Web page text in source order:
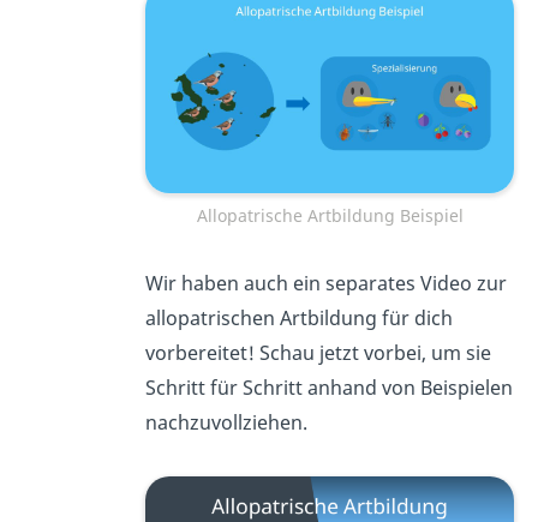
Allopatrische Artbildung Beispiel
Wir haben auch ein separates Video zur
allopatrischen Artbildung für dich
vorbereitet! Schau jetzt vorbei, um sie
Schritt für Schritt anhand von Beispielen
nachzuvollziehen.